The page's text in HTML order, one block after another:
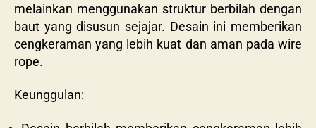
melainkan menggunakan struktur berbilah dengan
baut yang disusun sejajar. Desain ini memberikan
cengkeraman yang lebih kuat dan aman pada wire
rope.
Keunggulan: